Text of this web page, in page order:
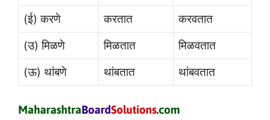
(ई) करणे
करतात
करवतात
(उ) मिळणे
मिळतात
मिळवतात
(ऊ) थांबणे
थांबतात थांबवतात